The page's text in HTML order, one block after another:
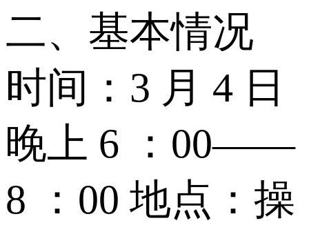
二、基本情况
时间：3 月 4 日
晚上 6 ：00——
8 ：00 地点：操